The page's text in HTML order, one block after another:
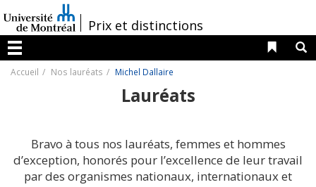
au
contenu
/Prix et distinctions
Menu
Liens
Accueil Nos lauréats Michel Dallaire
Lauréats
Bravo à tous nos lauréats, femmes et hommes
d’exception, honorés pour l’excellence de leur travail
par des organismes nationaux, internationaux et